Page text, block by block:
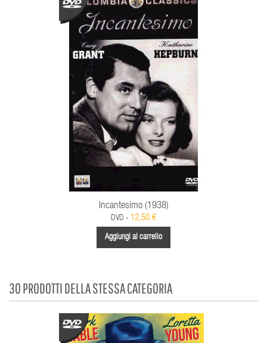
Incantesimo (1938)
DVD - 12,50 €
Aggiungi al carrello
30 PRODOTTI DELLA STESSA CATEGORIA